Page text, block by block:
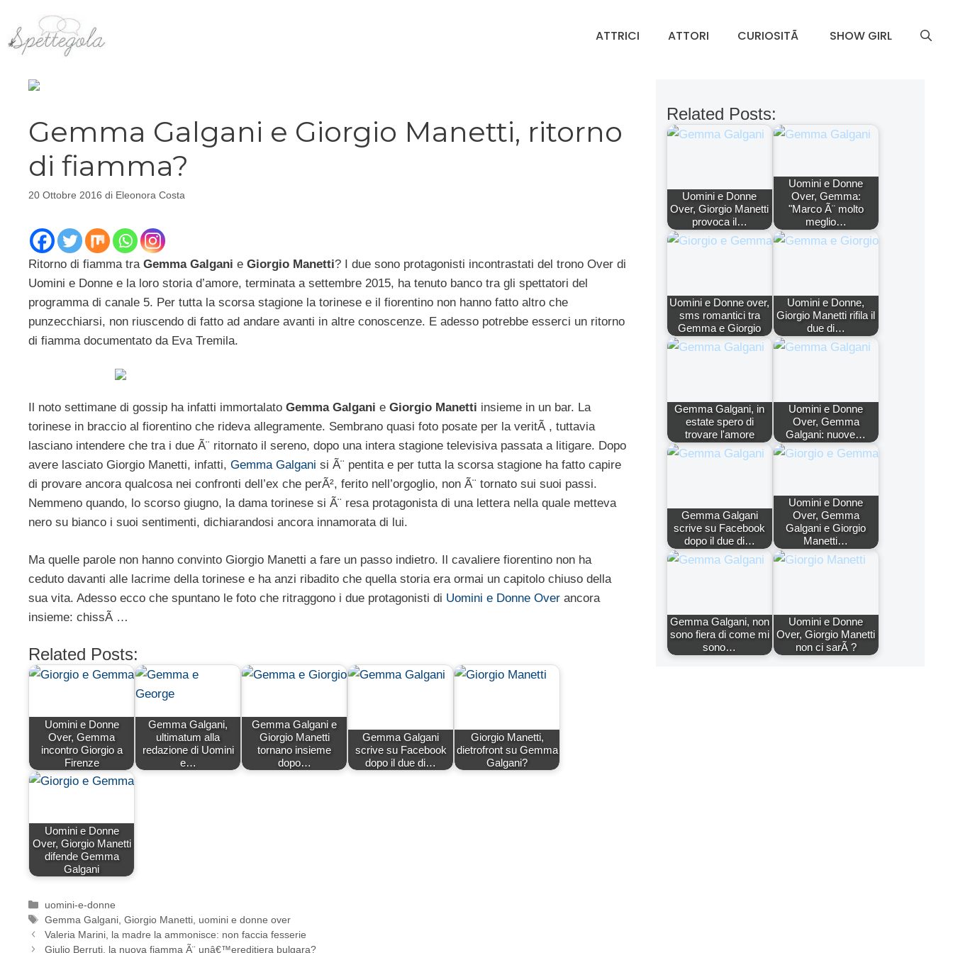
contenuto
ATTRICI ATTORI CURIOSITÃ SHOW GIRL
Gemma Galgani e Giorgio Manetti, ritorno
di fiamma?
20 Ottobre 2016 di Eleonora Costa
Ritorno di fiamma tra Gemma Galgani e Giorgio Manetti? I due sono protagonisti incontrastati del trono Over di
Uomini e Donne e la loro storia d’amore, terminata a settembre 2015, ha tenuto banco tra gli spettatori del
programma di canale 5. Per tutta la scorsa stagione la torinese e il fiorentino non hanno fatto altro che
punzecchiarsi, non riuscendo di fatto ad andare avanti in altre conoscenze. E adesso potrebbe esserci un ritorno
di fiamma documentato da Eva Tremila.
Il noto settimane di gossip ha infatti immortalato Gemma Galgani e Giorgio Manetti insieme in un bar. La
torinese in braccio al fiorentino che rideva allegramente. Sembrano quasi foto posate per la veritÃ , tuttavia
lasciano intendere che tra i due Ã¨ ritornato il sereno, dopo una intera stagione televisiva passata a litigare. Dopo
avere lasciato Giorgio Manetti, infatti, Gemma Galgani si Ã¨ pentita e per tutta la scorsa stagione ha fatto capire
di provare ancora qualcosa nei confronti dell’ex che perÃ², ferito nell’orgoglio, non Ã¨ tornato sui suoi passi.
Nemmeno quando, lo scorso giugno, la dama torinese si Ã¨ resa protagonista di una lettera nella quale metteva
nero su bianco i suoi sentimenti, dichiarandosi ancora innamorata di lui.
Ma quelle parole non hanno convinto Giorgio Manetti a fare un passo indietro. Il cavaliere fiorentino non ha
ceduto davanti alle lacrime della torinese e ha anzi ribadito che quella storia era ormai un capitolo chiuso della
sua vita. Adesso ecco che spuntano le foto che ritraggono i due protagonisti di Uomini e Donne Over ancora
insieme: chissÃ …
Related Posts:
Uomini e Donne
Over, Gemma
incontro Giorgio a
Firenze
Gemma Galgani,
ultimatum alla
redazione di Uomini
e…
Gemma Galgani e
Giorgio Manetti
tornano insieme
dopo…
Gemma Galgani
scrive su Facebook
dopo il due di…
Giorgio Manetti,
dietrofront su Gemma
Galgani?
Uomini e Donne
Over, Giorgio Manetti
difende Gemma
Galgani
Categorie
uomini-e-donne
Tag
Gemma Galgani ,Giorgio Manetti uomini e donne over
Valeria Marini, la madre la ammonisce: non faccia fesserie
Giulio Berruti, la nuova fiamma Ã¨ unâ€™ereditiera bulgara?
Related Posts:
Uomini e Donne
Over, Giorgio Manetti
provoca il…
Uomini e Donne
Over, Gemma:
"Marco Ã¨ molto
meglio…
Uomini e Donne over,
sms romantici tra
Gemma e Giorgio
Uomini e Donne,
Giorgio Manetti rifila il
due di…
Gemma Galgani, in
estate spero di
trovare l'amore
Uomini e Donne
Over, Gemma
Galgani: nuove…
Gemma Galgani
scrive su Facebook
dopo il due di…
Uomini e Donne
Over, Gemma
Galgani e Giorgio
Manetti…
Gemma Galgani, non
sono fiera di come mi
sono…
Uomini e Donne
Over, Giorgio Manetti
non ci sarÃ ?